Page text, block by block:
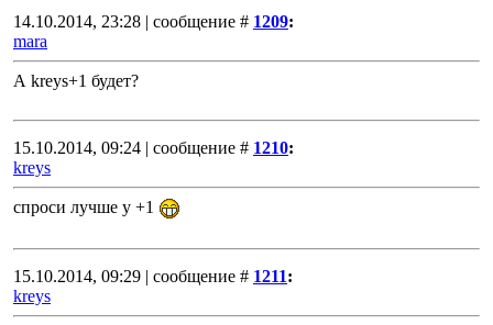
14.10.2014, 23:28 | сообщение # 1209:
mara
А kreys+1 будет?
15.10.2014, 09:24 | сообщение # 1210:
kreys
спроси лучше у +1
15.10.2014, 09:29 | сообщение # 1211:
kreys